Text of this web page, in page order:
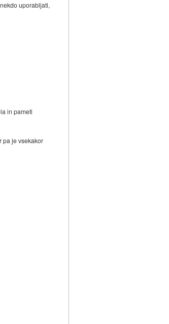
uporabljati,
in pameti
pa je vsekakor